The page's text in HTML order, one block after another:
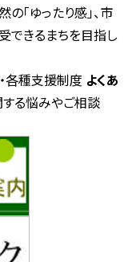
「ゆったり感」、市
できるまちを目指し
各種支援制度 よくあ
る悩みやご相談